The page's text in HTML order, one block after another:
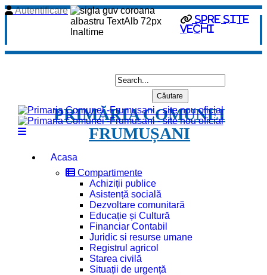
spre site
vechi
Autentificare
PRIMĂRIA COMUNEI
FRUMUȘANI
Acasa
Compartimente
Achiziții publice
Asistență socială
Dezvoltare comunitară
Educație și Cultură
Financiar Contabil
Juridic si resurse umane
Registrul agricol
Starea civilă
Situații de urgență